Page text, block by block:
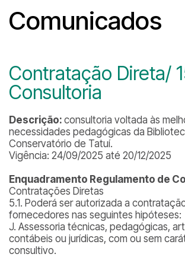
Comunicados
Contratação Direta/
Consultoria
Descrição: consultoria voltada às
necessidades pedagógicas da
Conservatório de Tatuí.
Vigência: 24/09/2025 até 20/12/2025
Enquadramento Regulamento de
Contratações Diretas
5.1. Poderá ser autorizada a
fornecedores nas seguintes hipóteses:
J. Assessoria técnicas, pedagógicas,
contábeis ou jurídicas, com ou sem
consultivo.